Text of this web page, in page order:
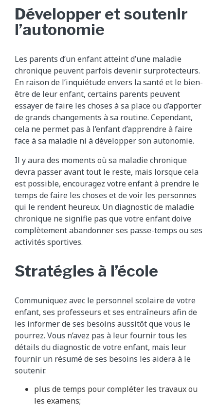
Développer et soutenir
l’autonomie
Les parents d’un enfant atteint d’une maladie
chronique peuvent parfois devenir surprotecteurs.
En raison de l’inquiétude envers la santé et le bien-
être de leur enfant, certains parents peuvent
essayer de faire les choses à sa place ou d’apporter
de grands changements à sa routine. Cependant,
cela ne permet pas à l’enfant d’apprendre à faire
face à sa maladie ni à développer son autonomie.
Il y aura des moments où sa maladie chronique
devra passer avant tout le reste, mais lorsque cela
est possible, encouragez votre enfant à prendre le
temps de faire les choses et de voir les personnes
qui le rendent heureux. Un diagnostic de maladie
chronique ne signifie pas que votre enfant doive
complètement abandonner ses passe-temps ou ses
activités sportives.
Stratégies à l’école
Communiquez avec le personnel scolaire de votre
enfant, ses professeurs et ses entraîneurs afin de
les informer de ses besoins aussitôt que vous le
pourrez. Vous n’avez pas à leur fournir tous les
détails du diagnostic de votre enfant, mais leur
fournir un résumé de ses besoins les aidera à le
soutenir.
plus de temps pour compléter les travaux ou
les examens;